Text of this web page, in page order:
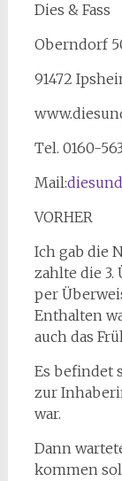
Dies & Fass
Oberndorf
91472
Tel. 0160-
​Mail:
VORHER
Ich gab die
zahlte die 3.
per
Enthalten
auch das
Es befindet
zur
war.
Dann
kommen